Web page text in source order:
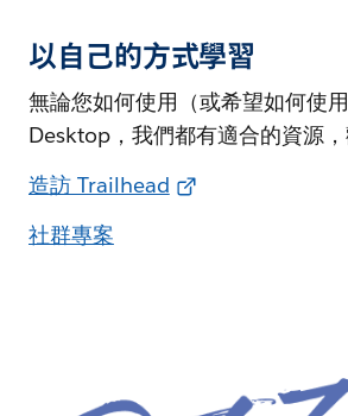
以自己的方式學習
無論您如何使用（或希望如何使
Desktop，我們都有適合的資源，
造訪 Trailhead
社群專案